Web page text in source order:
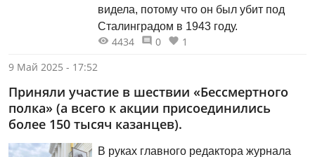
видела, потому что он был убит под
Сталинградом в 1943 году.
4434 0
1
9 Май 2025 - 17:52
Приняли участие в шествии «Бессмертного
полка» (а всего к акции присоединились
более 150 тысяч казанцев).
В руках главного редактора журнала